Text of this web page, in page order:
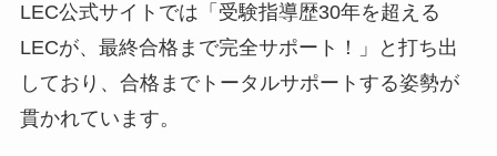
LEC公式サイトでは「受験指導歴30年を超える
LECが、最終合格まで完全サポート！」と打ち出
しており、合格までトータルサポートする姿勢が
貫かれています。